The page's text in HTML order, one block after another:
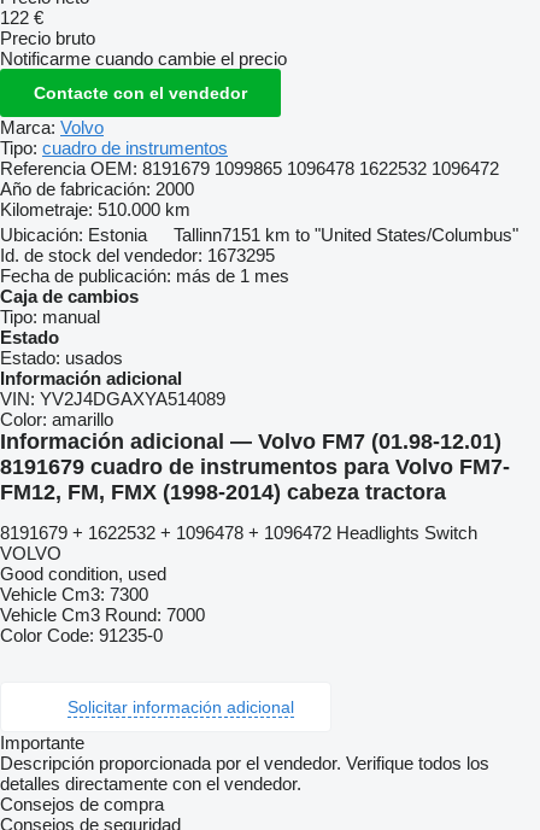
122 €
Precio bruto
Notificarme cuando cambie el precio
Contacte con el vendedor
Marca: Volvo
Tipo: cuadro de instrumentos
Referencia OEM: 8191679 1099865 1096478 1622532 1096472
Año de fabricación: 2000
Kilometraje: 510.000 km
Ubicación: Estonia Tallinn7151 km to "United States/Columbus"
Id. de stock del vendedor: 1673295
Fecha de publicación: más de 1 mes
Caja de cambios
Tipo: manual
Estado
Estado: usados
Información adicional
VIN: YV2J4DGAXYA514089
Color: amarillo
Información adicional — Volvo FM7 (01.98-12.01)
8191679 cuadro de instrumentos para Volvo FM7-
FM12, FM, FMX (1998-2014) cabeza tractora
8191679 + 1622532 + 1096478 + 1096472 Headlights Switch
VOLVO
Good condition, used
Vehicle Cm3: 7300
Vehicle Cm3 Round: 7000
Color Code: 91235-0
Solicitar información adicional
Importante
Descripción proporcionada por el vendedor. Verifique todos los
detalles directamente con el vendedor.
Consejos de compra
Consejos de seguridad